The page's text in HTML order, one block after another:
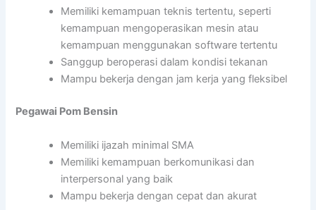
Memiliki kemampuan teknis tertentu, seperti
kemampuan mengoperasikan mesin atau
kemampuan menggunakan software tertentu
Sanggup beroperasi dalam kondisi tekanan
Mampu bekerja dengan jam kerja yang fleksibel
Pegawai Pom Bensin
Memiliki ijazah minimal SMA
Memiliki kemampuan berkomunikasi dan
interpersonal yang baik
Mampu bekerja dengan cepat dan akurat